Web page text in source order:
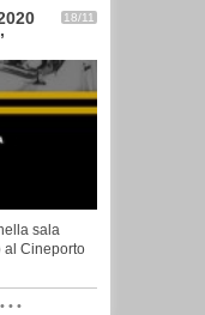
18/11
sala
al Cineporto
• •